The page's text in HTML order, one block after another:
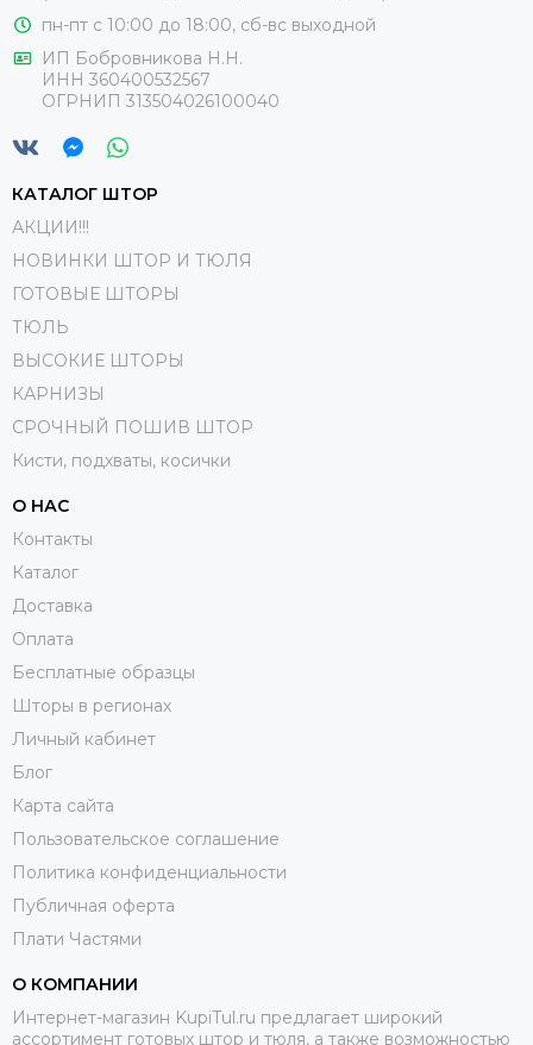
пн-пт с 10:00 до 18:00, сб-вс выходной
ИП Бобровникова Н.Н.
ИНН 360400532567
ОГРНИП 313504026100040
КАТАЛОГ ШТОР
АКЦИИ!!!
НОВИНКИ ШТОР И ТЮЛЯ
ГОТОВЫЕ ШТОРЫ
ТЮЛЬ
ВЫСОКИЕ ШТОРЫ
КАРНИЗЫ
СРОЧНЫЙ ПОШИВ ШТОР
Кисти, подхваты, косички
О НАС
Контакты
Каталог
Доставка
Оплата
Бесплатные образцы
Шторы в регионах
Личный кабинет
Блог
Карта сайта
Пользовательское соглашение
Политика конфиденциальности
Публичная оферта
Плати Частями
О КОМПАНИИ
Интернет-магазин KupiTul.ru предлагает широкий
ассортимент готовых штор и тюля, а также возможностью